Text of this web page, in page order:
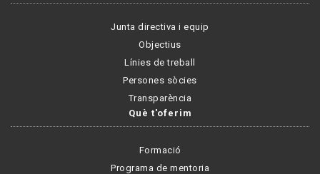
Junta directiva i equip
Objectius
Línies de treball
Persones sòcies
Transparència
Què t'oferim
Formació
Programa de mentoria